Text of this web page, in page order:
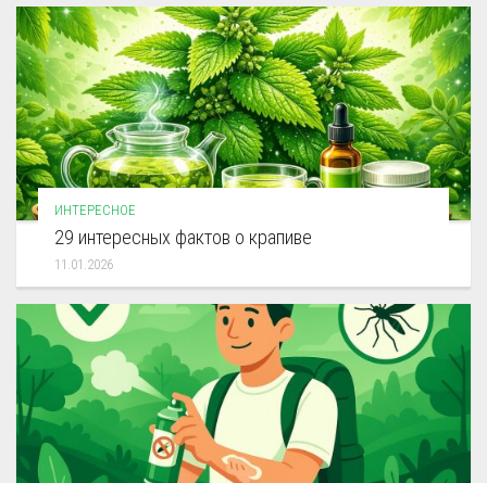
ИНТЕРЕСНОЕ
29 интересных фактов о крапиве
11.01.2026